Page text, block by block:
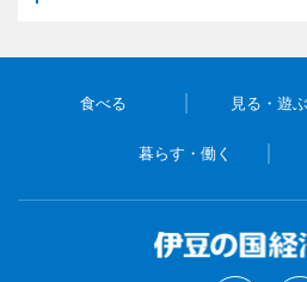
食べる 見る・遊ぶ
暮らす・働く